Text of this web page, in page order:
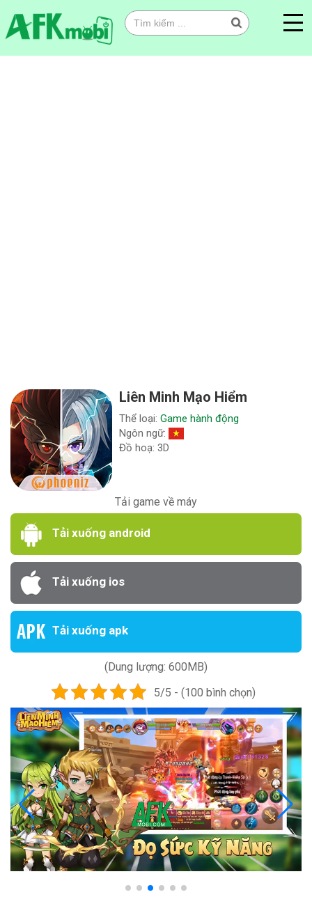
Liên Minh Mạo Hiểm
Thể loại:Game hành động
Ngôn ngữ:
Đồ hoạ: 3D
Tải game về máy
Tải xuống android
Tải xuống ios
Tải xuống apk
(Dung lượng: 600MB)
5/5 - (100 bình chọn)